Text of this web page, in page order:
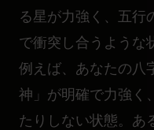
る星が力強く、五行
で衝突し合うような
例えば、あなたの八
神」が明確で力強く
たりしない状態。あ